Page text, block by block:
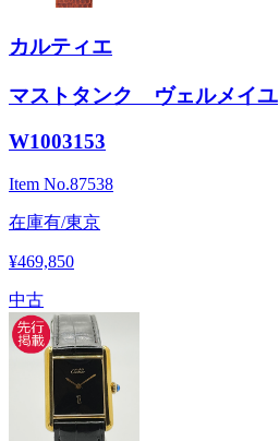
カルティエ
マストタンク ヴェルメイユ
W1003153
Item No.87538
在庫有/東京
¥469,850
中古